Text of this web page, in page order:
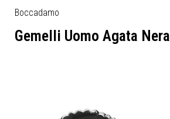
Boccadamo
Gemelli Uomo Agata Nera